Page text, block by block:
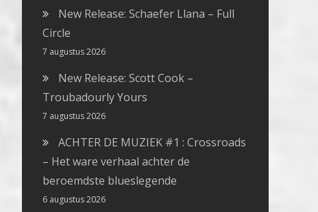
New Release: Schaefer Llana – Full
Circle
7 augustus 2026
New Release: Scott Cook –
Troubadourly Yours
7 augustus 2026
ACHTER DE MUZIEK #1 : Crossroads
– Het ware verhaal achter de
beroemdste blueslegende
6 augustus 2026